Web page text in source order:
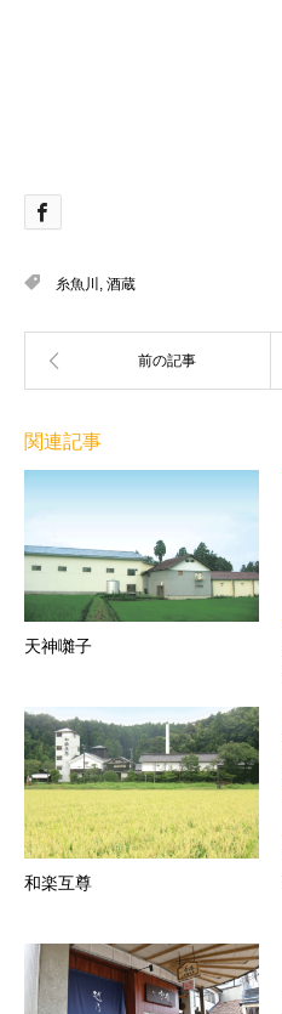
糸魚川 , 酒蔵
関連記事
天神囃子
和楽互尊